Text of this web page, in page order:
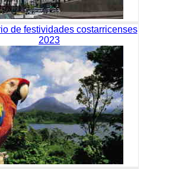
de festividades costarricenses
2023